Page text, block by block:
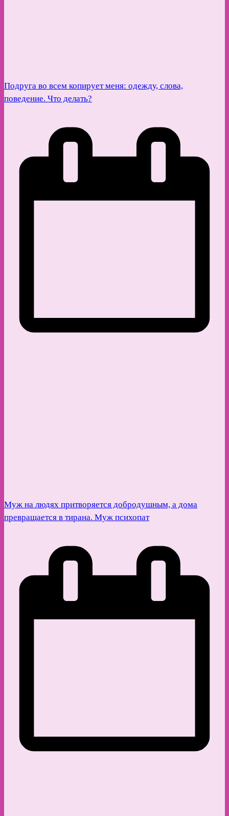
Подруга во всем копирует меня: одежду, слова,
поведение. Что делать?
Муж на людях притворяется добродушным, а дома
превращается в тирана. Муж психопат